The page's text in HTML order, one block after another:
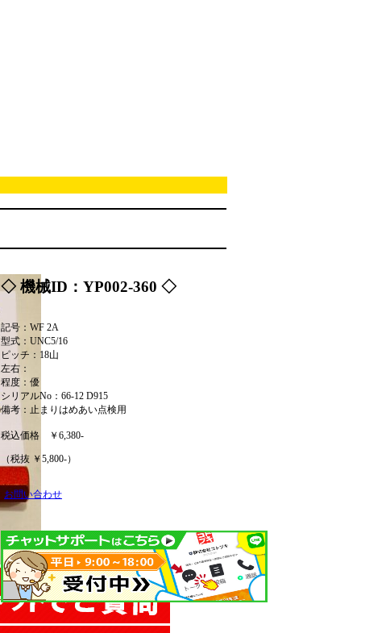
◇ 機械ID：YP002-360 ◇
記号：WF 2A
型式：UNC5/16
ピッチ：18山
左右：
程度：優
シリアルNo：66-12 D915
備考：止まりはめあい点検用
税込価格 ￥6,380-
（税抜 ￥5,800-）
お問い合わせ